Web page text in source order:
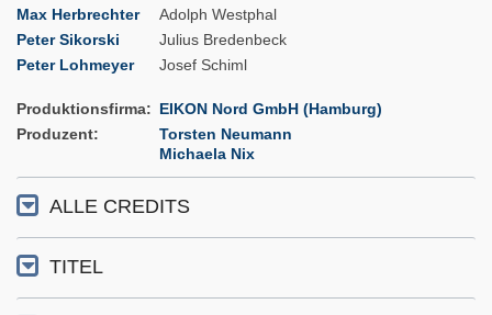
Max Herbrechter
Adolph Westphal
Peter Sikorski
Julius Bredenbeck
Peter Lohmeyer
Josef Schiml
Produktionsfirma
EIKON Nord GmbH (Hamburg)
Produzent
Torsten Neumann
Michaela Nix
ALLE CREDITS
TITEL